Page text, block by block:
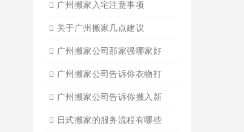
广州搬家物品打包技巧
广州搬家入宅注意事项
关于广州搬家几点建议
广州搬家公司那家强哪家好
广州搬家公司告诉你衣物打
广州搬家公司告诉你搬入新